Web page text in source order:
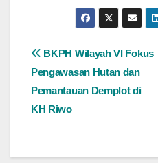
Navigasi
pos
BKPH Wilayah VI Fokus
Pengawasan Hutan dan
Pemantauan Demplot di
KH Riwo